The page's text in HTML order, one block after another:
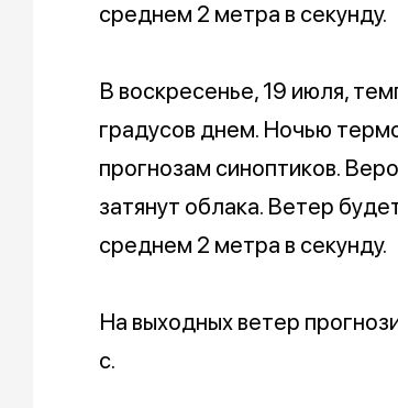
среднем 2 метра в секунду.
В воскресенье, 19 июля,
градусов днем. Ночью
прогнозам синоптиков.
затянут облака. Ветер
среднем 2 метра в секунду.
На выходных ветер
с.